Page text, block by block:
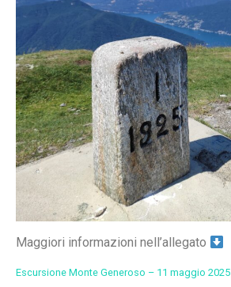
Maggiori informazioni nell’allegato
Escursione Monte Generoso – 11 maggio 2025